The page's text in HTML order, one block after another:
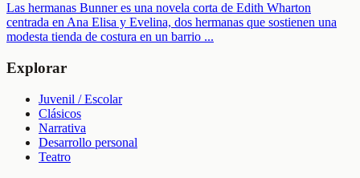
Las hermanas Bunner es una novela corta de Edith Wharton
centrada en Ana Elisa y Evelina, dos hermanas que sostienen una
modesta tienda de costura en un barrio ...
Explorar
Juvenil / Escolar
Clásicos
Narrativa
Desarrollo personal
Teatro